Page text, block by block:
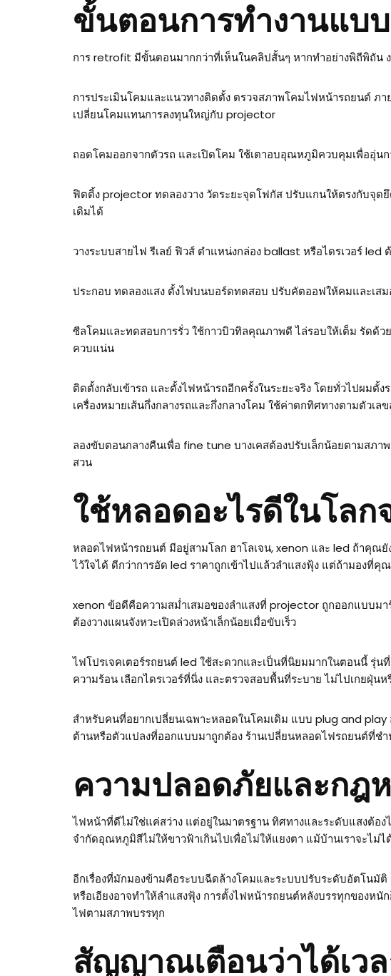
ขั้นตอนการทำงานแบ
การ retrofit มีขั้นตอนมากกว่าที่เห็นในคลิปสั้นๆ หากทำอย่างพิถีพิถัน
การประเมินโคมและแนวทางติดตั้ง ตรวจสภาพโคมไฟหน้ารถยนต์ ภ
เปลี่ยนโคมแทนการลงทุนใหญ่กับ projector
ถอดโคมออกจากตัวรถ และเปิดโคม ใช้เตาอบอุณหภูมิควบคุมเพื่ออุ่น
ฟิตติ้ง projector ทดลองวาง วัดระยะจุดโฟกัส ปรับแกนให้ตรงกับจุด
เดิมได้
วางระบบสายไฟ รีเลย์ ฟิวส์ ตำแหน่งกล่อง ballast หรือไดรเวอร์
ประกอบ ทดลองแสง ตั้งไฟบนบอร์ดทดสอบ ปรับคัตออฟให้คมและเส
ซีลโคมและทดสอบการรั่ว ใช้กาวบิวทิลคุณภาพดี ไล่รอบให้เต็ม รัดด้
ควบแน่น
ติดตั้งกลับเข้ารถ และตั้งไฟหน้ารถอีกครั้งในระยะจริง โดยทั่วไปผม
เครื่องหมายเส้นกึ่งกลางรถและกึ่งกลางโคม ใช้ค่าตกทิศทางตามตัวเ
ลองขับตอนกลางคืนเพื่อ fine tune บางเคสต้องปรับเล็กน้อยตามสภ
สวน
ใช้หลอดอะไรดีในโลก
หลอดไฟหน้ารถยนต์ มีอยู่สามโลก ฮาโลเจน, xenon และ led ถ้าคุณ
ไว้ใจได้ ดีกว่าการอัด led ราคาถูกเข้าไปแล้วลำแสงฟุ้ง แต่ถ้ามอง
xenon ข้อดีคือความสม่ำเสมอของลำแสงที่ projector ถูกออกแบบม
ต้องวางแผนจังหวะเปิดล่วงหน้าเล็กน้อยเมื่อขับเร็ว
ไฟโปรเจคเตอร์รถยนต์ led ใช้สะดวกและเป็นที่นิยมมากในตอนนี้ รุ่
ความร้อน เลือกไดรเวอร์ที่นิ่ง และตรวจสอบพื้นที่ระบาย ไม่ไปเกยฝุ่นห
สำหรับคนที่อยากเปลี่ยนเฉพาะหลอดในโคมเดิม แบบ plug and
ต้านหรือตัวแปลงที่ออกแบบมาถูกต้อง ร้านเปลี่ยนหลอดไฟรถยนต์ที่ช
ความปลอดภัยและกฎ
ไฟหน้าที่ดีไม่ใช่แค่สว่าง แต่อยู่ในมาตรฐาน ทิศทางและระดับแสงต้อ
จำกัดอุณหภูมิสีไม่ให้ขาวฟ้าเกินไปเพื่อไม่ให้แยงตา แม้บ้านเราจะไม่
อีกเรื่องที่มักมองข้ามคือระบบฉีดล้างโคมและระบบปรับระดับอัตโนมั
หรือเอียงอาจทำให้ลำแสงฟุ้ง การตั้งไฟหน้ารถยนต์หลังบรรทุกของ
ไฟตามสภาพบรรทุก
สัญญาณเตือนว่าได้เว